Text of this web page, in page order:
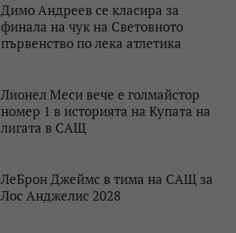
Димо Андреев се класира за
финала на чук на Световното
първенство по лека атлетика
Лионел Меси вече е голмайстор
номер 1 в историята на Купата на
лигата в САЩ
ЛеБрон Джеймс в тима на САЩ за
Лос Анджелис 2028